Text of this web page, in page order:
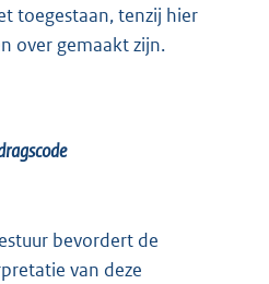
toegestaan, tenzij hier
over gemaakt zijn.
bevordert de
van deze